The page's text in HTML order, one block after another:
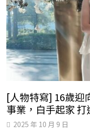
[人物特寫] 16歲迎
事業，白手起家
2025 年 10 月 9 日